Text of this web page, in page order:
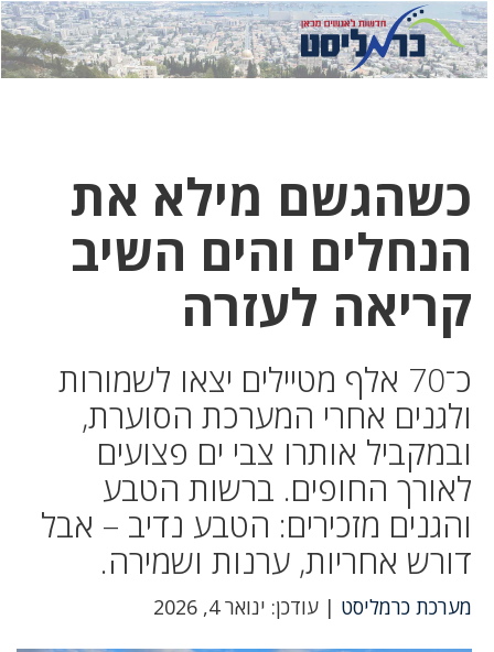
לחץ
כאן
לחץ
כדי
כשהגשם מילא את
הנחלים והים השיב
קריאה לעזרה
כ־70 אלף מטיילים יצאו לשמורות
ולגנים אחרי המערכת הסוערת,
ובמקביל אותרו צבי ים פצועים
לאורך החופים. ברשות הטבע
והגנים מזכירים: הטבע נדיב – אבל
דורש אחריות, ערנות ושמירה.
מערכת כרמליסט | עודכן: ינואר 4, 2026